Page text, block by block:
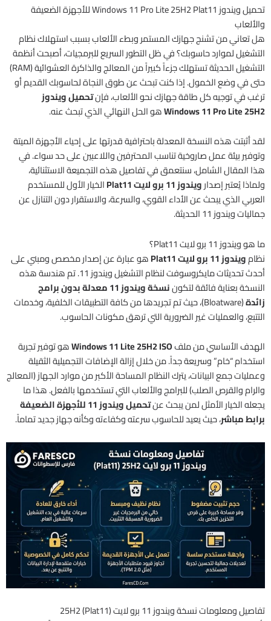
تحميل ويندوز Windows 11 Pro Lite 25H2 Plat11 للأجهزة الضعيفة
والألعاب
هل تعاني من تشنج جهازك المستمر وبطء الألعاب بسبب استهلاك نظام
التشغيل لموارد حاسوبك؟ في ظل التطور السريع للبرمجيات، أصبحت أنظمة
التشغيل الحديثة تستهلك جزءاً كبيراً من المعالج والذاكرة العشوائية (RAM)
حتى في وضع الخمول. إذا كنت تبحث عن طوق النجاة لحاسوبك القديم أو
ترغب في توجيه كل طاقة جهازك نحو الألعاب، فإنتحميل ويندوز
Windows 11 Pro Lite 25H2هو الحل النهائي الذي تبحث عنه.
لقد أثبتت هذه النسخة المعدلة باحترافية قدرتها على إحياء الأجهزة الميتة
وتوفير بيئة عمل صاروخية تناسب المحترفين واللاعبين على حد سواء. في
هذا المقال الشامل، سنتعمق في تفاصيل هذه التجميعة الاستثنائية،
ولماذا يُعتبر إصدارويندوز 11 برو لايت Plat11
الخيار الأول للمستخدم
العربي الذي يبحث عن الأداء القوي، والسرعة، والاستقرار دون التنازل عن
جماليات ويندوز 11 الحديثة.
ما هو ويندوز 11 برو لايت Plat11؟
نظامويندوز 11 برو لايت Plat11
هو عبارة عن إصدار مخصص ومبني على
أحدث تحديثات مايكروسوفت لنظام التشغيل ويندوز 11. تم هندسة هذه
النسخة بعناية فائقة لتكون
نسخة ويندوز 11 معدلة بدون برامج
زائدة
(Bloatware)، حيث تم تجريدها من كافة التطبيقات الخلفية، وخدمات
التتبع، والعمليات غير الضرورية التي ترهق مكونات الحاسوب.
الهدف الأساسي من ملفWindows 11 Lite 25H2 ISOهو توفير تجربة
استخدام “خام” وسريعة جداً. من خلال إزالة الإضافات التجميلية الثقيلة
وعمليات جمع البيانات، يترك النظام المساحة الأكبر من موارد الجهاز (المعالج
والرام والقرص الصلب) للبرامج والألعاب التي تستخدمها بالفعل. هذا ما
يجعله الخيار الأمثل لمن يبحث عن
تحميل ويندوز 11 للأجهزة الضعيفة
برابط مباشر، حيث يعيد للحاسوب سرعته وكفاءته وكأنه جهاز جديد تماماً.
تفاصيل ومعلومات نسخة ويندوز 11 برو لايت 25H2 (Plat11)